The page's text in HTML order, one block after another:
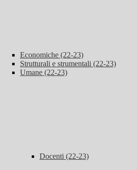
Economiche (22-23)
Strutturali e strumentali (22-23)
Umane (22-23)
Docenti (22-23)